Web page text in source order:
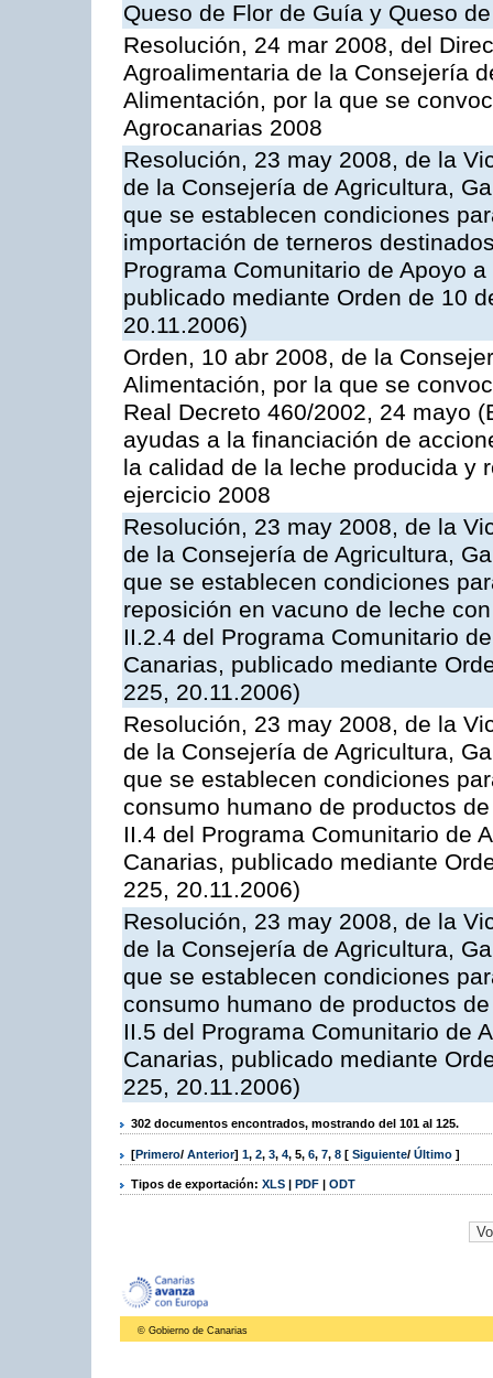
Queso de Flor de Guía y Queso
Resolución, 24 mar 2008, del
Agroalimentaria de la Consejería
Alimentación, por la que se
Agrocanarias 2008
Resolución, 23 may 2008, de la
de la Consejería de Agricultura,
que se establecen condiciones
importación de terneros
Programa Comunitario de Apoyo
publicado mediante Orden de 10
20.11.2006)
Orden, 10 abr 2008, de la
Alimentación, por la que se
Real Decreto 460/2002, 24 mayo
ayudas a la financiación de
la calidad de la leche producida y
ejercicio 2008
Resolución, 23 may 2008, de la
de la Consejería de Agricultura,
que se establecen condiciones
reposición en vacuno de leche
II.2.4 del Programa Comunitario
Canarias, publicado mediante
225, 20.11.2006)
Resolución, 23 may 2008, de la
de la Consejería de Agricultura,
que se establecen condiciones
consumo humano de productos
II.4 del Programa Comunitario de
Canarias, publicado mediante
225, 20.11.2006)
Resolución, 23 may 2008, de la
de la Consejería de Agricultura,
que se establecen condiciones
consumo humano de productos
II.5 del Programa Comunitario de
Canarias, publicado mediante
225, 20.11.2006)
302 documentos encontrados, mostrando del 101 al 125.
[Primero/ Anterior] 1, 2, 3, 4, 5, 6, 7, 8 [ Siguiente/ Último ]
Tipos de exportación: XLS | PDF | ODT
© Gobierno de Canarias